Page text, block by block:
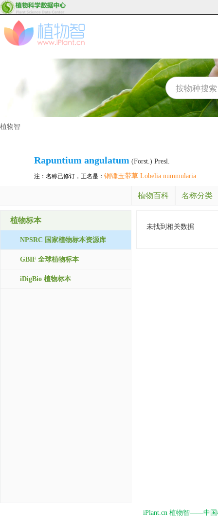
植物智
Rapuntium angulatum (Forst.) Presl.
注：名称已修订，正名是： 铜锤玉带草 Lobelia nummularia
植物百科 名称分类
植物标本
NPSRC 国家植物标本资源库
GBIF 全球植物标本
iDigBio 植物标本
未找到相关数据
iPlant.cn 植物智——中国